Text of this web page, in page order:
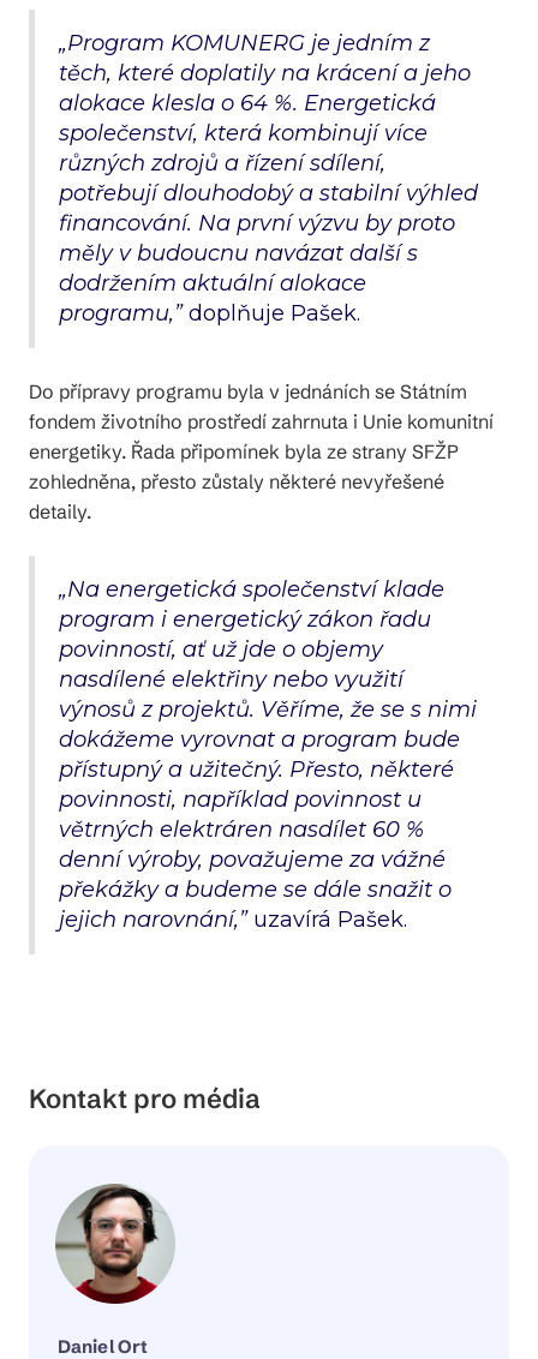
„Program KOMUNERG je jedním z
těch, které doplatily na krácení a jeho
alokace klesla o 64 %. Energetická
společenství, která kombinují více
různých zdrojů a řízení sdílení,
potřebují dlouhodobý a stabilní výhled
financování. Na první výzvu by proto
měly v budoucnu navázat další s
dodržením aktuální alokace
programu,”doplňuje Pašek.
Do přípravy programu byla v jednáních se Státním
fondem životního prostředí zahrnuta i Unie komunitní
energetiky. Řada připomínek byla ze strany SFŽP
zohledněna, přesto zůstaly některé nevyřešené
detaily.
„Na energetická společenství klade
program i energetický zákon řadu
povinností, ať už jde o objemy
nasdílené elektřiny nebo využití
výnosů z projektů. Věříme, že se s nimi
dokážeme vyrovnat a program bude
přístupný a užitečný. Přesto, některé
povinnosti, například povinnost u
větrných elektráren nasdílet 60 %
denní výroby, považujeme za vážné
překážky a budeme se dále snažit o
jejich narovnání,”uzavírá Pašek.
Kontakt pro média
Daniel Ort